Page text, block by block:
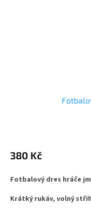
produktu
je
z
hvězdiček.
380 Kč
Fotbalový dres hráče
Krátký rukáv, volný